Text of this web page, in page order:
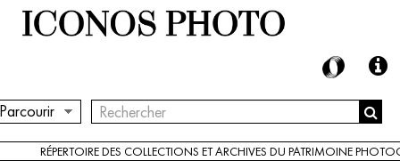
RÉPERTOIRE DES COLLECTIONS ET ARCHIVES DU PATRIMOINE